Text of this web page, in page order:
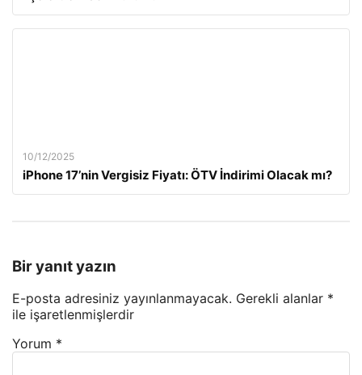
10/12/2025
iPhone 17’nin Vergisiz Fiyatı: ÖTV İndirimi Olacak mı?
Bir yanıt yazın
E-posta adresiniz yayınlanmayacak. Gerekli alanlar *
ile işaretlenmişlerdir
Yorum *